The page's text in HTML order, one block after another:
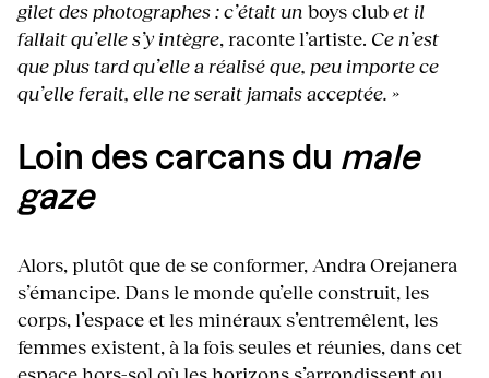
gilet des photographes : c’était un boys clubet il
fallait qu’elle s’y intègre, raconte l’artiste. Ce n’est
que plus tard qu’elle a réalisé que, peu importe ce
qu’elle ferait, elle ne serait jamais acceptée. »
Loin des carcans du male
gaze
Alors, plutôt que de se conformer, Andra Orejanera
s’émancipe. Dans le monde qu’elle construit, les
corps, l’espace et les minéraux s’entremêlent, les
femmes existent, à la fois seules et réunies, dans cet